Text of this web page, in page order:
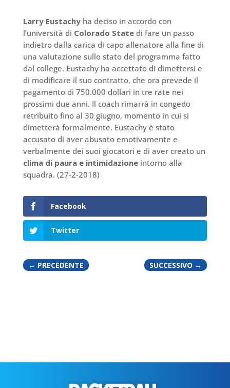
Larry Eustachyha deciso in accordo con
l’università di Colorado Statedi fare un passo
indietro dalla carica di capo allenatore alla fine di
una valutazione sullo stato del programma fatto
dal college. Eustachy ha accettato di dimettersi e
di modificare il suo contratto, che ora prevede il
pagamento di 750.000 dollari in tre rate nei
prossimi due anni. Il coach rimarrà in congedo
retribuito fino al 30 giugno, momento in cui si
dimetterà formalmente. Eustachy è stato
accusato di aver abusato emotivamente e
verbalmente dei suoi giocatori e di aver creato un
clima di paura e intimidazioneintorno alla
squadra. (27-2-2018)
Facebook
Twitter
← PRECEDENTE SUCCESSIVO →